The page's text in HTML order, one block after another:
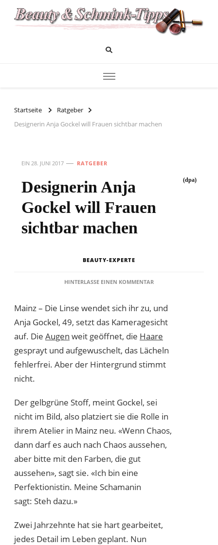
Beauty und Schminktipps
Startseite
Ratgeber
Designerin Anja Gockel will Frauen sichtbar machen
EIN 28. JUNI 2017 RATGEBER
Designerin Anja
Gockel will Frauen
sichtbar machen
(dpa)
BEAUTY-EXPERTE
HINTERLASSE EINEN KOMMENTARZU
GOCKEL
WILL
FRAUEN
SICHTBAR
MACHEN
Mainz – Die Linse wendet sich ihr zu, und
Anja Gockel, 49, setzt das Kameragesicht
auf. Die Augen weit geöffnet, die Haare
gesprayt und aufgewuschelt, das Lächeln
fehlerfrei. Aber der Hintergrund stimmt
nicht.
Der gelbgrüne Stoff, meint Gockel, sei
nicht im Bild, also platziert sie die Rolle in
ihrem Atelier in Mainz neu. «Wenn Chaos,
dann darf es auch nach Chaos aussehen,
aber bitte mit den Farben, die gut
aussehen», sagt sie. «Ich bin eine
Perfektionistin. Meine Schamanin
sagt: Steh dazu.»
Zwei Jahrzehnte hat sie hart gearbeitet,
jedes Detail im Leben geplant. Nun